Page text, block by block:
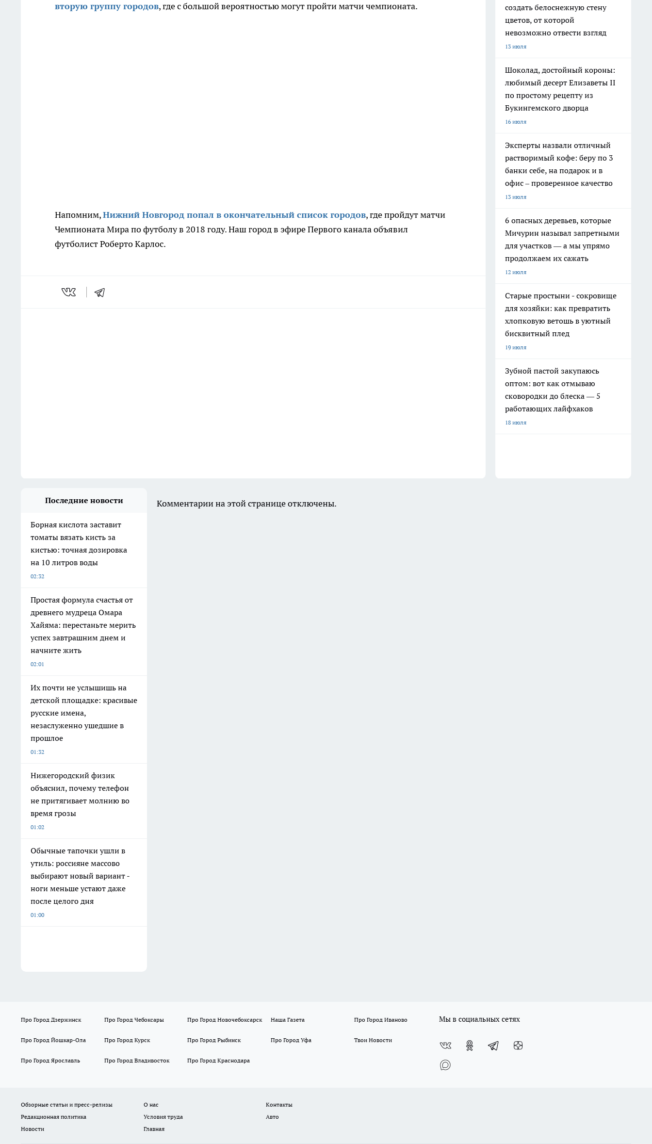
вторую группу городов, где с большой вероятностью могут пройти матчи чемпионата.
Напомним,Нижний Новгород попал в окончательный список городов, где пройдут матчи
Чемпионата Мира по футболу в 2018 году. Наш город в эфире Первого канала объявил
футболист Роберто Карлос.
создать белоснежную стену
цветов, от которой
невозможно отвести взгляд
13 июля
Шоколад, достойный короны:
любимый десерт Елизаветы II
по простому рецепту из
Букингемского дворца
16 июля
Эксперты назвали отличный
растворимый кофе: беру по 3
банки себе, на подарок и в
офис – проверенное качество
13 июля
6 опасных деревьев, которые
Мичурин называл запретными
для участков — а мы упрямо
продолжаем их сажать
12 июля
Старые простыни - сокровище
для хозяйки: как превратить
хлопковую ветошь в уютный
бисквитный плед
19 июля
Зубной пастой закупаюсь
оптом: вот как отмываю
сковородки до блеска — 5
работающих лайфхаков
18 июля
Последние новости
Борная кислота заставит
томаты вязать кисть за
кистью: точная дозировка
на 10 литров воды
02:32
Простая формула счастья от
древнего мудреца Омара
Хайяма: перестаньте мерить
успех завтрашним днем и
начните жить
02:01
Их почти не услышишь на
детской площадке: красивые
русские имена,
незаслуженно ушедшие в
прошлое
01:32
Нижегородский физик
объяснил, почему телефон
не притягивает молнию во
время грозы
01:02
Обычные тапочки ушли в
утиль: россияне массово
выбирают новый вариант -
ноги меньше устают даже
после целого дня
01:00
Комментарии на этой странице отключены.
Про Город Дзержинск Про Город Чебоксары Про Город Новочебоксарск Наша Газета Про Город Иваново
Про Город Йошкар-Ола Про Город Курск Про Город Рыбинск Про Город Уфа Твои Новости
Про Город Ярославль Про Город Владивосток Про Город Краснодара
Мы в социальных сетях
Обзорные статьи и пресс-релизы О нас
Контакты
Редакционная политика
Условия труда
Авто
Новости
Главная